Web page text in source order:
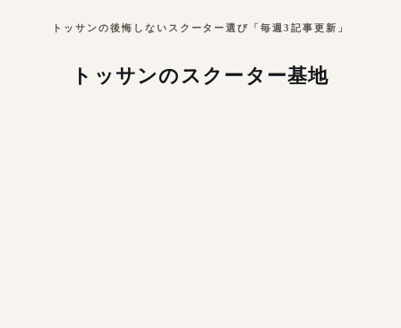
トッサンの後悔しないスクーター選び「毎週3記事更新」
トッサンのスクーター基地